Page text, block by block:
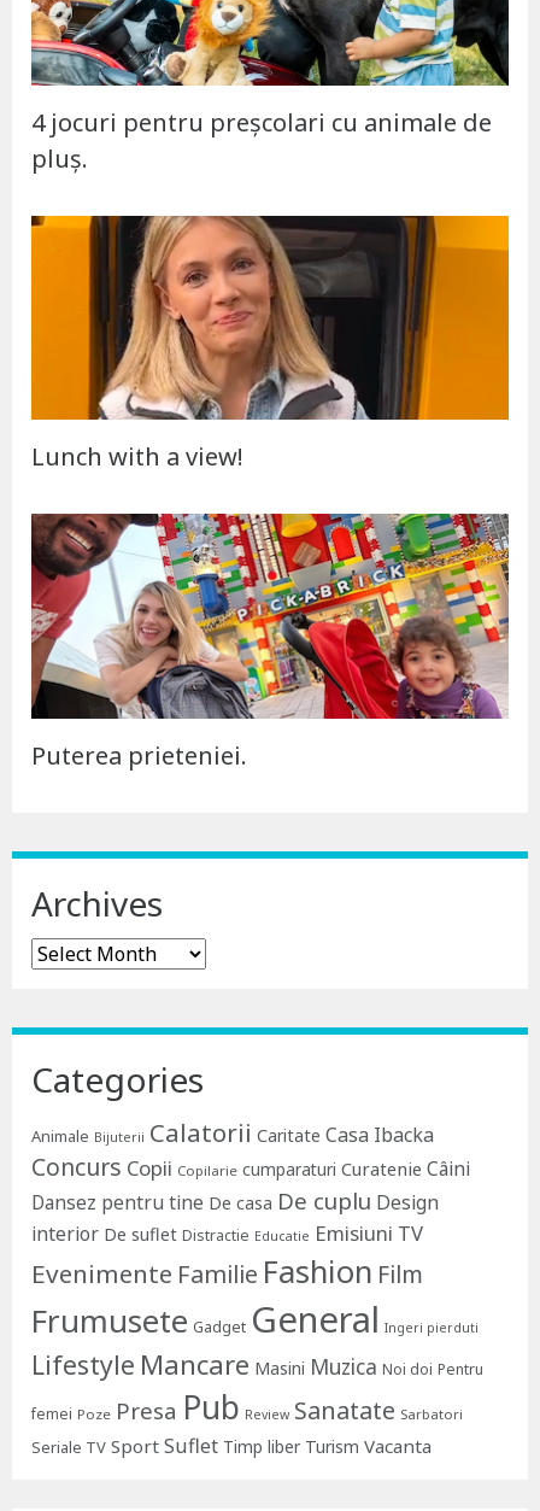
4 jocuri pentru preșcolari cu animale de
pluș.
Lunch with a view!
Puterea prieteniei.
Archives
Archives
Categories
Animale Bijuterii Calatorii Caritate Casa Ibacka
Concurs Copii Copilarie cumparaturi Curatenie Câini
Dansez pentru tine De casa De cuplu Design
interior De suflet Distractie Educatie Emisiuni TV
Evenimente Familie Fashion Film
Frumusete Gadget General Ingeri pierduti
Lifestyle Mancare Masini Muzica Noi doi Pentru
femei Poze Presa Pub Review Sanatate Sarbatori
Seriale TV Sport Suflet Timp liber Turism Vacanta